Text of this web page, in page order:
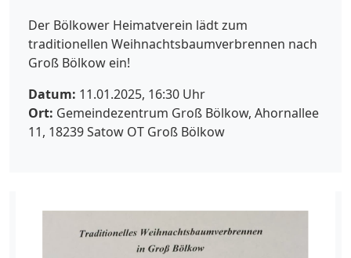
Der Bölkower Heimatverein lädt zum
traditionellen Weihnachtsbaumverbrennen nach
Groß Bölkow ein!
Datum: 11.01.2025, 16:30 Uhr
Ort: Gemeindezentrum Groß Bölkow, Ahornallee
11, 18239 Satow OT Groß Bölkow